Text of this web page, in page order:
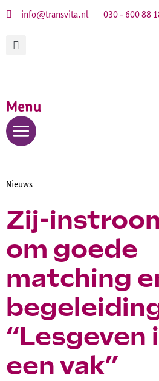
info@transvita.nl 030 - 600 88
Menu
Nieuws
Zij-
om goede
matching
“Lesgeven
een vak”